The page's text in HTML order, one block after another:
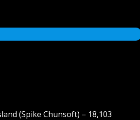
(Spike Chunsoft) – 18,103